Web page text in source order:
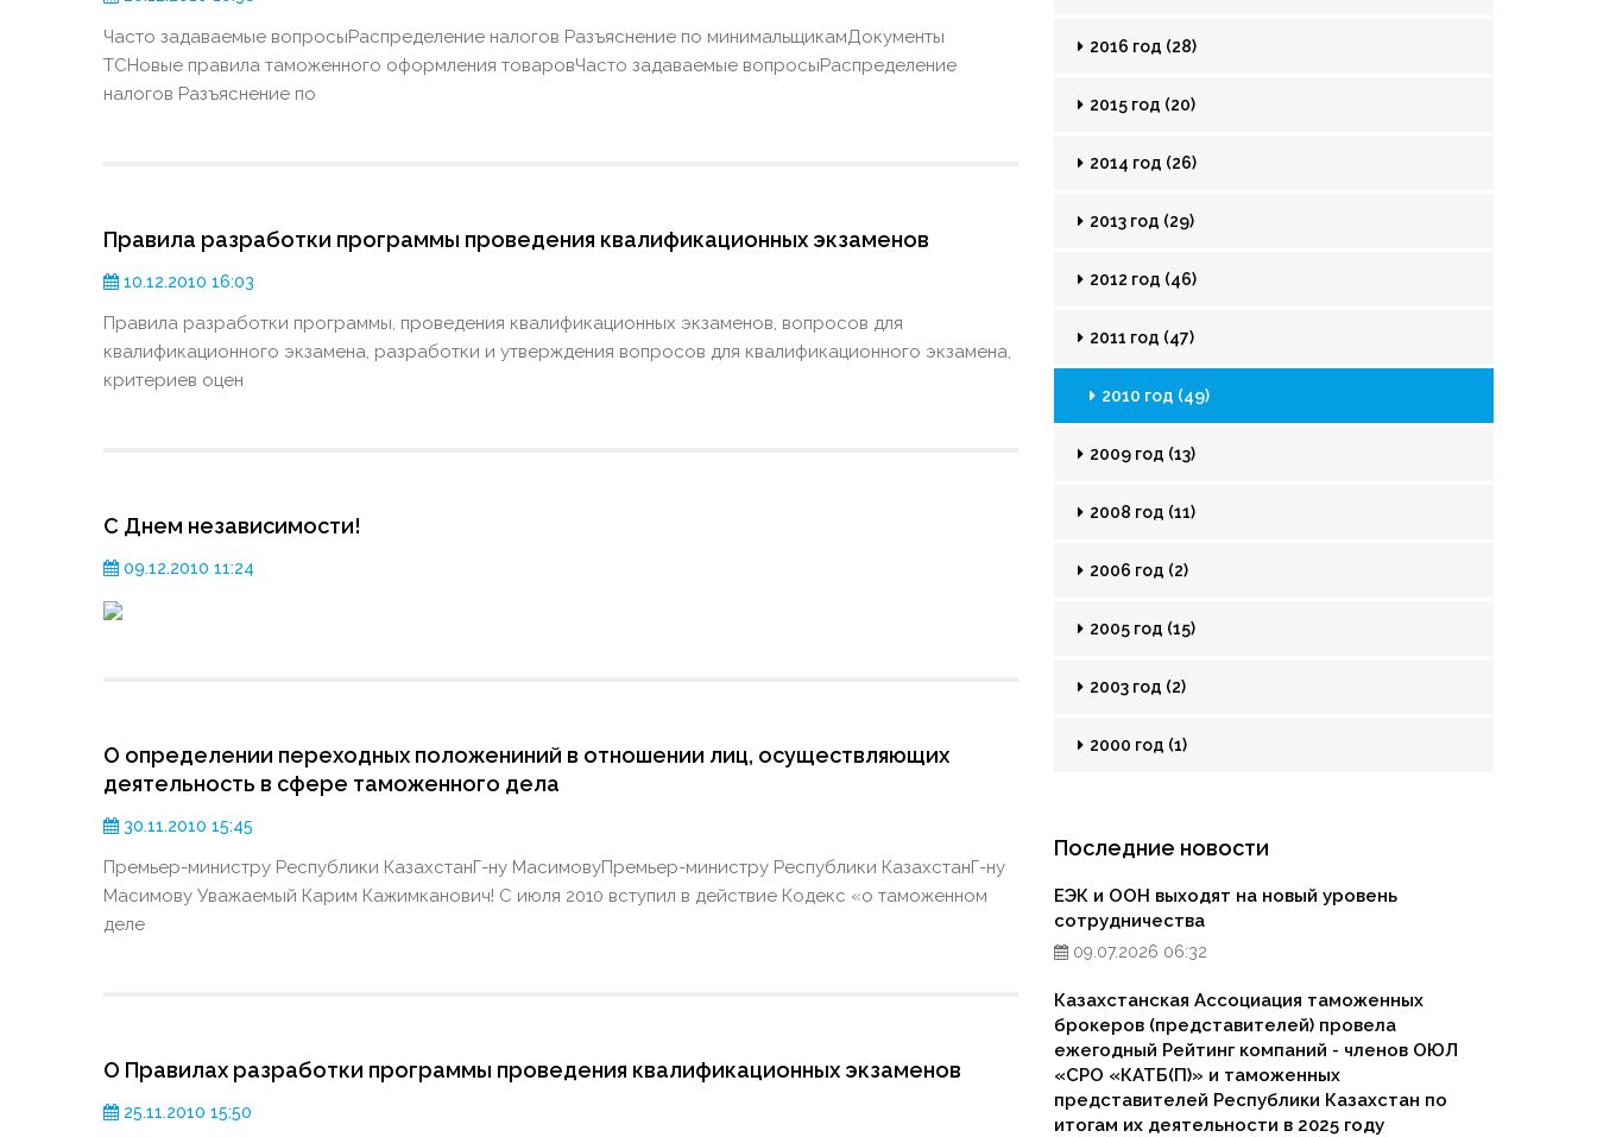
Часто задаваемые вопросыРаспределение налогов Разъяснение по минимальщикамДокументы
ТСНовые правила таможенного оформления товаровЧасто задаваемые вопросыРаспределение
налогов Разъяснение по
Правила разработки программы проведения квалификационных экзаменов
10.12.2010 16:03
Правила разработки программы, проведения квалификационных экзаменов, вопросов для
квалификационного экзамена, разработки и утверждения вопросов для квалификационного экзамена,
критериев оцен
С Днем независимости!
09.12.2010 11:24
О определении переходных положениний в отношении лиц, осуществляющих
деятельность в сфере таможенного дела
30.11.2010 15:45
Премьер-министру Республики КазахстанГ-ну МасимовуПремьер-министру Республики КазахстанГ-ну
Масимову Уважаемый Карим Кажимканович! С июля 2010 вступил в действие Кодекс «о таможенном
деле
О Правилах разработки программы проведения квалификационных экзаменов
25.11.2010 15:50
2016 год (28)
2015 год (20)
2014 год (26)
2013 год (29)
2012 год (46)
2011 год (47)
2010 год (49)
2009 год (13)
2008 год (11)
2006 год (2)
2005 год (15)
2003 год (2)
2000 год (1)
Последние новости
ЕЭК и ООН выходят на новый уровень
сотрудничества
09.07.2026 06:32
Казахстанская Ассоциация таможенных
брокеров (представителей) провела
ежегодный Рейтинг компаний - членов ОЮЛ
«СРО «КАТБ(П)» и таможенных
представителей Республики Казахстан по
итогам их деятельности в 2025 году